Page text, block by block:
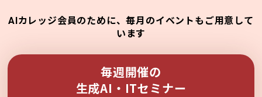
AIカレッジ会員のために、毎月のイベントもご用意して
います
毎週開催の
生成AI・ITセミナー